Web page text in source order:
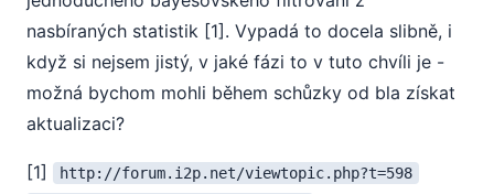
nasbíraných statistik [1]. Vypadá to docela slibně, i
když si nejsem jistý, v jaké fázi to v tuto chvíli je -
možná bychom mohli během schůzky od bla získat
aktualizaci?
[1]
http://forum.i2p.net/viewtopic.php?t=598